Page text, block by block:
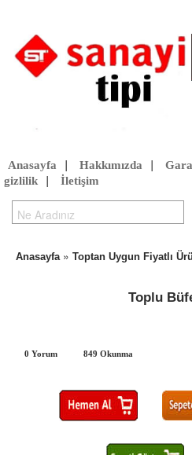
Anasayfa Hakkımızda
gizlilik
İletişim
Anasayfa» Toptan Uygun Fiyatlı
Toplu
0 Yorum 849 Okunma